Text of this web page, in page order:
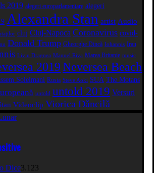
2019 alegeri europarlamentare alegeri
Alexandra Stan artist Audio
cluj Cluj-Napoca Coronavirus covid-
Donald Trump Gheorghe Dincă Iohannis Iran
Liviu Dragnea Manuel Riva Marea Britanie music
2019Neversea Beach
Soleimani Rusia Steve Aoki SUA The Motans
untold untold 2019 Versuri
Videoclip Viorica Dăncilă
Dice3.123